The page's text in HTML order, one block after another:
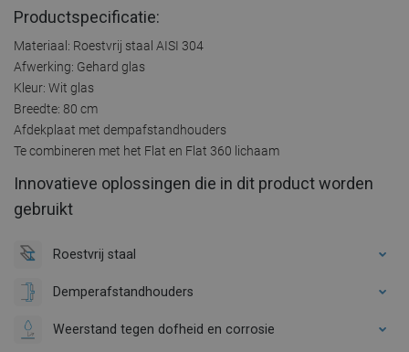
Productspecificatie:
Materiaal: Roestvrij staal AISI 304
Afwerking: Gehard glas
Kleur: Wit glas
Breedte: 80 cm
Afdekplaat met dempafstandhouders
Te combineren met het Flat en Flat 360 lichaam
Innovatieve oplossingen die in dit product worden
gebruikt
Roestvrij staal
Demperafstandhouders
Weerstand tegen dofheid en corrosie